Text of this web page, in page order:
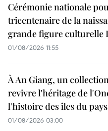
Cérémonie nationale
tricentenaire de la
grande figure culturelle
01/08/2026 11:55
À An Giang, un
revivre l'héritage de
l'histoire des îles du pays
01/08/2026 03:00